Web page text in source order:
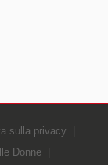
sulla privacy
Donne